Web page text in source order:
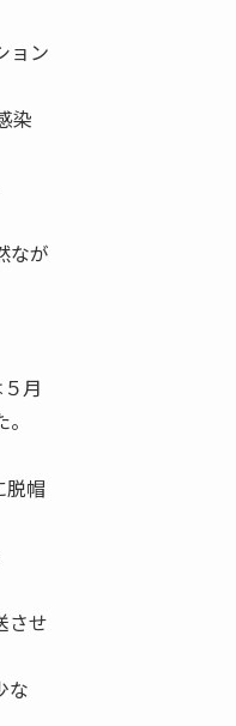
ョン
染
なが
月
脱帽
させ
な